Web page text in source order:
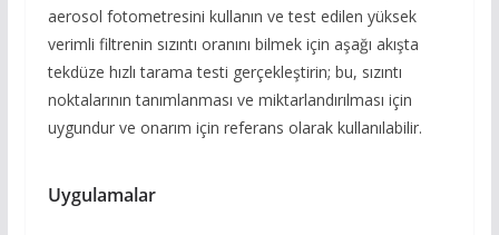
aerosol fotometresini kullanın ve test edilen yüksek
verimli filtrenin sızıntı oranını bilmek için aşağı akışta
tekdüze hızlı tarama testi gerçekleştirin; bu, sızıntı
noktalarının tanımlanması ve miktarlandırılması için
uygundur ve onarım için referans olarak kullanılabilir.
Uygulamalar